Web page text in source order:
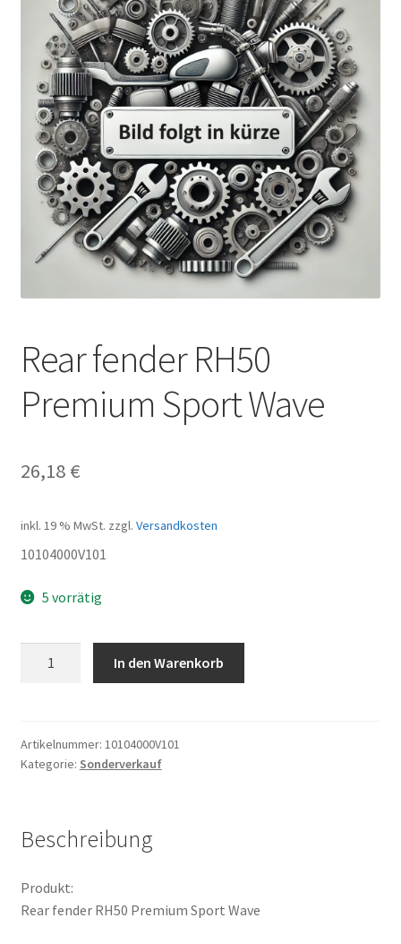
Rear fender RH50
Premium Sport Wave
26,18 €
inkl. 19 % MwSt. zzgl. Versandkosten
10104000V101
5 vorrätig
Sport
Wave
In den Warenkorb
Artikelnummer: 10104000V101
Kategorie: Sonderverkauf
Beschreibung
Produkt:
Rear fender RH50 Premium Sport Wave